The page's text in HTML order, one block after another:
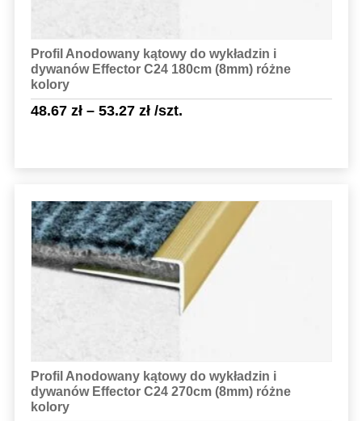
Profil Anodowany kątowy do wykładzin i
dywanów Effector C24 180cm (8mm) różne
kolory
48.67 zł– 53.27 zł/szt.
Sprawdź szczegóły
Profil Anodowany kątowy do wykładzin i
dywanów Effector C24 270cm (8mm) różne
kolory